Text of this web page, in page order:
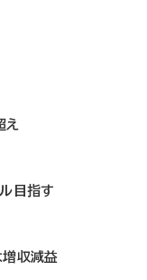
え
ル目指す
増収減益